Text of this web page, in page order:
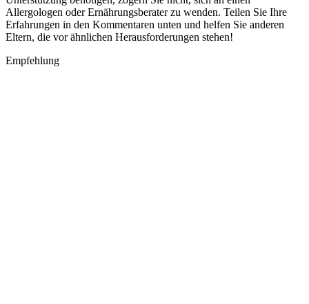
Allergologen oder Ernährungsberater zu wenden. Teilen Sie Ihre
Erfahrungen in den Kommentaren unten und helfen Sie anderen
Eltern, die vor ähnlichen Herausforderungen stehen!
Empfehlung